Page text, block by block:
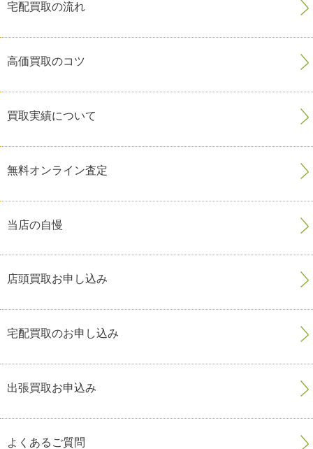
宅配買取の流れ
高価買取のコツ
買取実績について
無料オンライン査定
当店の自慢
店頭買取お申し込み
宅配買取のお申し込み
出張買取お申込み
よくあるご質問